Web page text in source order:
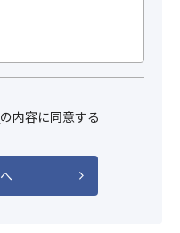
の内容に同意する